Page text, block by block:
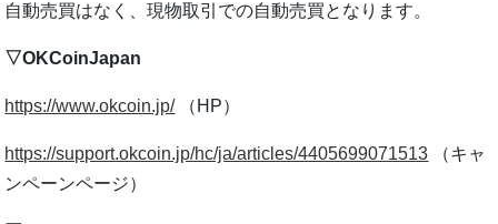
自動売買はなく、現物取引での自動売買となります。
▽OKCoinJapan
https://www.okcoin.jp/（HP）
https://support.okcoin.jp/hc/ja/articles/4405699071513 （キャ
ンペーンページ）